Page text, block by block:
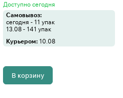
Доступно сегодня
Самовывоз:
сегодня - 11 упак
13.08 - 141 упак
Курьером:10.08
В корзину